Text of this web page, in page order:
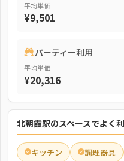
平均単価
¥9,501
パーティー利用
平均単価
¥20,316
北朝霞駅のスペースでよく
キッチン 調理器具